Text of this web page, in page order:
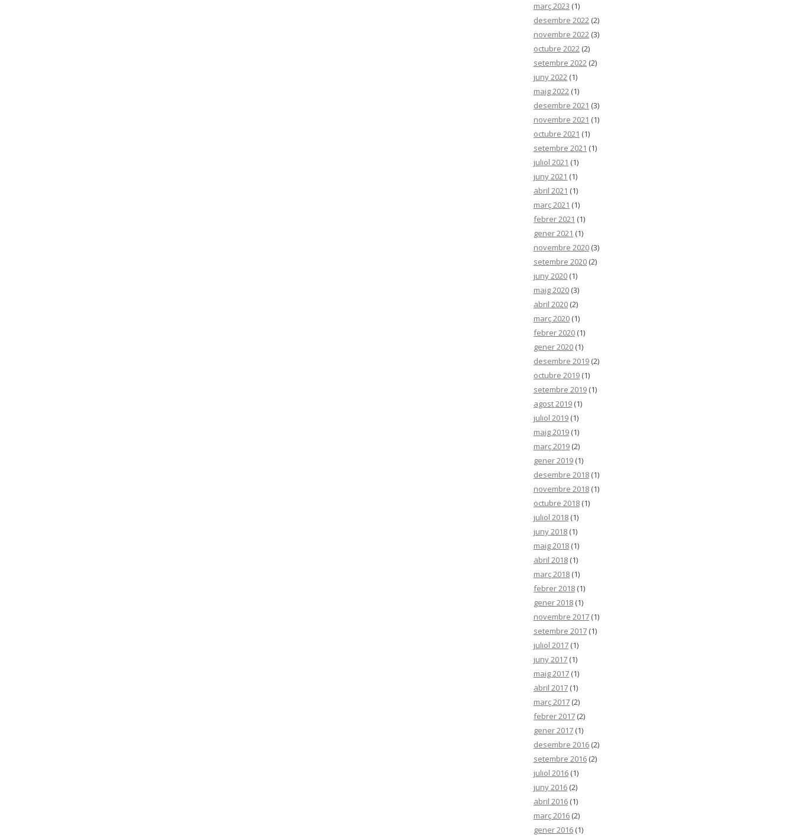
març 2023 (1)
desembre 2022 (2)
novembre 2022 (3)
octubre 2022 (2)
setembre 2022 (2)
juny 2022 (1)
maig 2022 (1)
desembre 2021 (3)
novembre 2021 (1)
octubre 2021 (1)
setembre 2021 (1)
juliol 2021 (1)
juny 2021 (1)
abril 2021 (1)
març 2021 (1)
febrer 2021 (1)
gener 2021 (1)
novembre 2020 (3)
setembre 2020 (2)
juny 2020 (1)
maig 2020 (3)
abril 2020 (2)
març 2020 (1)
febrer 2020 (1)
gener 2020 (1)
desembre 2019 (2)
octubre 2019 (1)
setembre 2019 (1)
agost 2019 (1)
juliol 2019 (1)
maig 2019 (1)
març 2019 (2)
gener 2019 (1)
desembre 2018 (1)
novembre 2018 (1)
octubre 2018 (1)
juliol 2018 (1)
juny 2018 (1)
maig 2018 (1)
abril 2018 (1)
març 2018 (1)
febrer 2018 (1)
gener 2018 (1)
novembre 2017 (1)
setembre 2017 (1)
juliol 2017 (1)
juny 2017 (1)
maig 2017 (1)
abril 2017 (1)
març 2017 (2)
febrer 2017 (2)
gener 2017 (1)
desembre 2016 (2)
setembre 2016 (2)
juliol 2016 (1)
juny 2016 (2)
abril 2016 (1)
març 2016 (2)
gener 2016 (1)